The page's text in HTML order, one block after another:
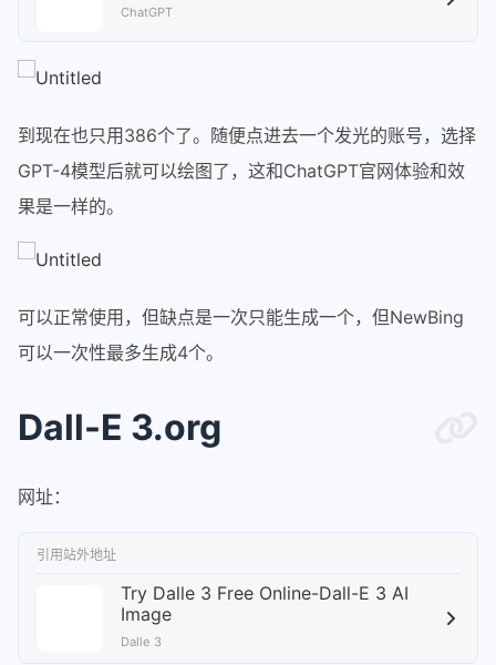
ChatGPT
到现在也只用386个了。随便点进去一个发光的账号，选择
GPT-4模型后就可以绘图了，这和ChatGPT官网体验和效
果是一样的。
可以正常使用，但缺点是一次只能生成一个，但NewBing
可以一次性最多生成4个。
Dall-E 3.org
网址：
引用站外地址
Try Dalle 3 Free Online-Dall-E 3 AI
Image
Dalle 3